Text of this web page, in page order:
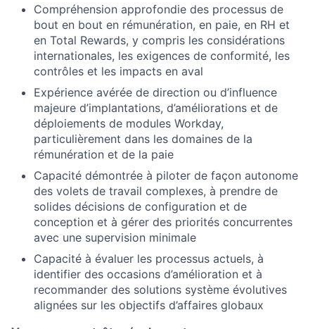
Compréhension approfondie des processus de
bout en bout en rémunération, en paie, en RH et
en Total Rewards, y compris les considérations
internationales, les exigences de conformité, les
contrôles et les impacts en aval
Expérience avérée de direction ou d’influence
majeure d’implantations, d’améliorations et de
déploiements de modules Workday,
particulièrement dans les domaines de la
rémunération et de la paie
Capacité démontrée à piloter de façon autonome
des volets de travail complexes, à prendre de
solides décisions de configuration et de
conception et à gérer des priorités concurrentes
avec une supervision minimale
Capacité à évaluer les processus actuels, à
identifier des occasions d’amélioration et à
recommander des solutions système évolutives
alignées sur les objectifs d’affaires globaux